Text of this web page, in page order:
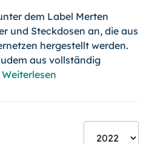
dem Label Merten
und Steckdosen an, die aus
her­ge­stellt werden.
aus vollständig
Weiterlesen